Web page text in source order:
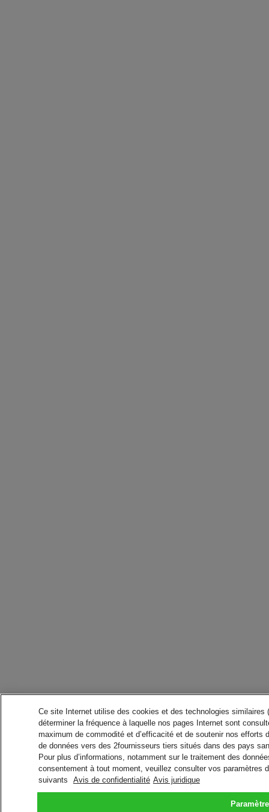
Ce site Internet utilise des cookies et des technologies
déterminer la fréquence à laquelle nos pages Internet sont
maximum de commodité et d’efficacité et de soutenir nos
de données vers des 2fournisseurs tiers situés dans des pays
Pour plus d’informations, notamment sur le traitement des
consentement à tout moment, veuillez consulter vos paramètres
suivants
Avis de confidentialité Avis juridique